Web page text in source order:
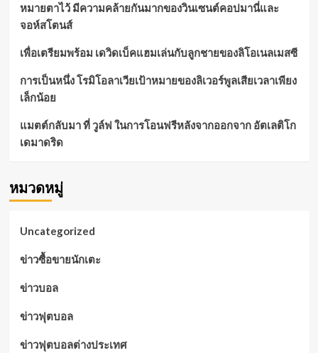
หมายตาไว้ มีความคล้ายกันมากของวินเซนต์คอปมานี่และ
จอห์สโตนส์
เพื่อเตรียมพร้อม เดวิดเบ็คแฮมเล่นกับลูกชายของลิโอเนลเมสซี
การเป็นหนึ่ง โรมิโอลาเวียเป้าหมายของลิเวอร์พูลเสียเวลาเพียง
เล็กน้อย
แมตต์กลับมา ที่ วูล์ฟ ในการโอนฟรีหลังจากออกจาก อัตเลติโก
เดมาดริด
หมวดหมู่
Uncategorized
ข่าวซื้อขายนักเตะ
ข่าวบอล
ข่าวฟุตบอล
ข่าวฟุตบอลต่างประเทศ